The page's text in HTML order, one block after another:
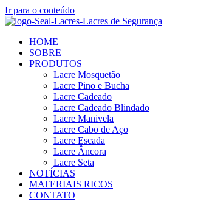
Ir para o conteúdo
HOME
SOBRE
PRODUTOS
Lacre Mosquetão
Lacre Pino e Bucha
Lacre Cadeado
Lacre Cadeado Blindado
Lacre Manivela
Lacre Cabo de Aço
Lacre Escada
Lacre Âncora
Lacre Seta
NOTÍCIAS
MATERIAIS RICOS
CONTATO